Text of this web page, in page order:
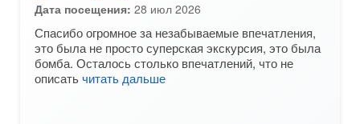
Дата посещения: 28 июл 2026
Спасибо огромное за незабываемые впечатления,
это была не просто суперская экскурсия, это была
бомба. Осталось столько впечатлений, что не
описатьчитать дальше